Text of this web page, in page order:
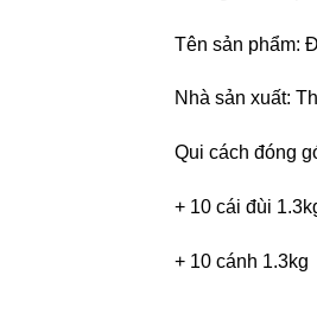
Tên sản phẩm:
Nhà sản xuất:
Qui cách đóng
+ 10 cái đùi
+ 10 cánh 1.3kg